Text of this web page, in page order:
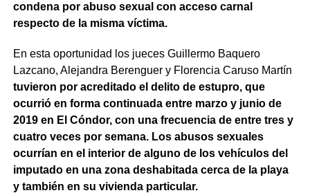
condena por abuso sexual con acceso carnal
respecto de la misma víctima.
En esta oportunidad los jueces Guillermo Baquero
Lazcano, Alejandra Berenguer y Florencia Caruso Martín
tuvieron por acreditado el delito de estupro, que
ocurrió en forma continuada entre marzo y junio de
2019 en El Cóndor, con una frecuencia de entre tres y
cuatro veces por semana. Los abusos sexuales
ocurrían en el interior de alguno de los vehículos del
imputado en una zona deshabitada cerca de la playa
y también en su vivienda particular.